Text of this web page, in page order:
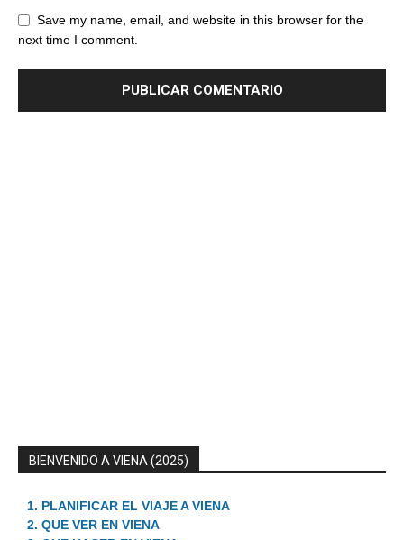
Save my name, email, and website in this browser for the
next time I comment.
BIENVENIDO A VIENA (2025)
1. PLANIFICAR EL VIAJE A VIENA
2. QUE VER EN VIENA